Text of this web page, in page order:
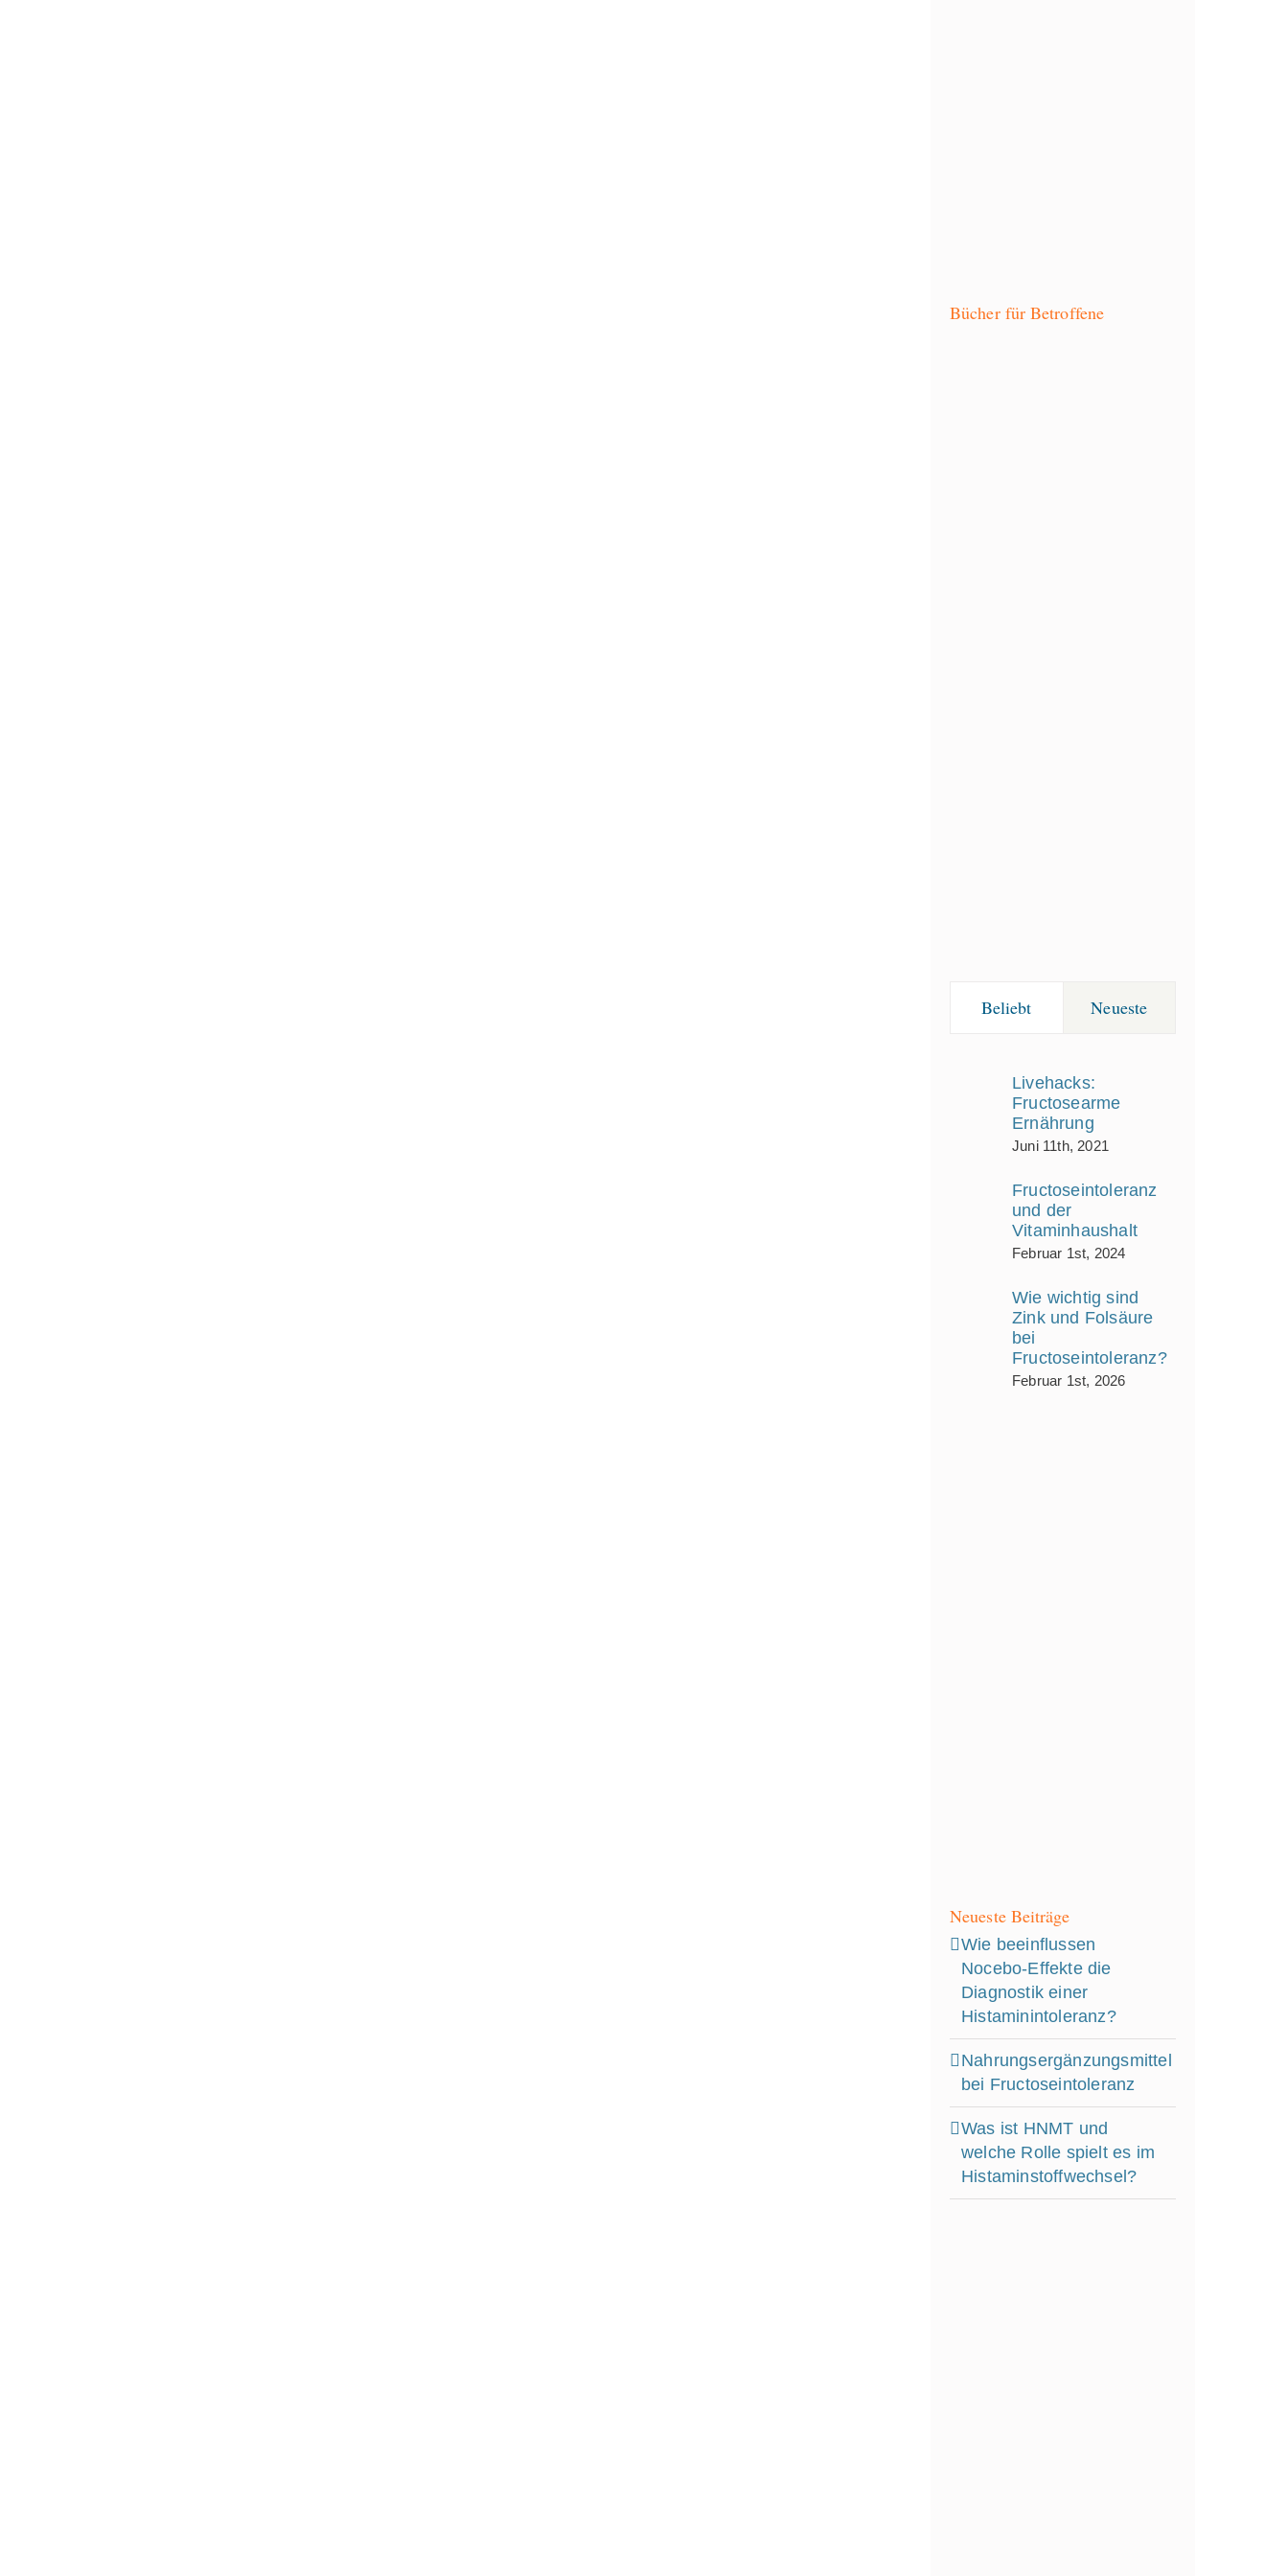
Bücher für Betroffene
Beliebt Neueste
Livehacks:
Fructosearme
Ernährung
Juni 11th, 2021
Fructoseintoleranz
und der
Vitaminhaushalt
Februar 1st, 2024
Wie wichtig sind
Zink und Folsäure
bei
Fructoseintoleranz?
Februar 1st, 2026
Neueste Beiträge
Wie beeinflussen
Nocebo‑Effekte die
Diagnostik einer
Histaminintoleranz?
Nahrungsergänzungsmittel
bei Fructoseintoleranz
Was ist HNMT und
welche Rolle spielt es im
Histaminstoffwechsel?